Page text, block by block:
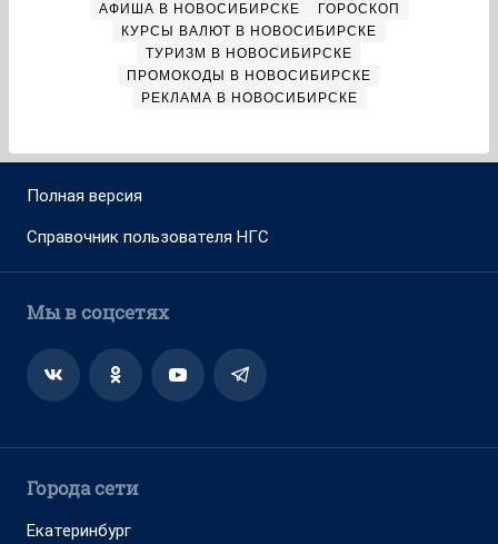
АФИША В НОВОСИБИРСКЕ
ГОРОСКОП
КУРСЫ ВАЛЮТ В НОВОСИБИРСКЕ
ТУРИЗМ В НОВОСИБИРСКЕ
ПРОМОКОДЫ В НОВОСИБИРСКЕ
РЕКЛАМА В НОВОСИБИРСКЕ
Полная версия
Справочник пользователя НГС
Мы в соцсетях
Города сети
Екатеринбург